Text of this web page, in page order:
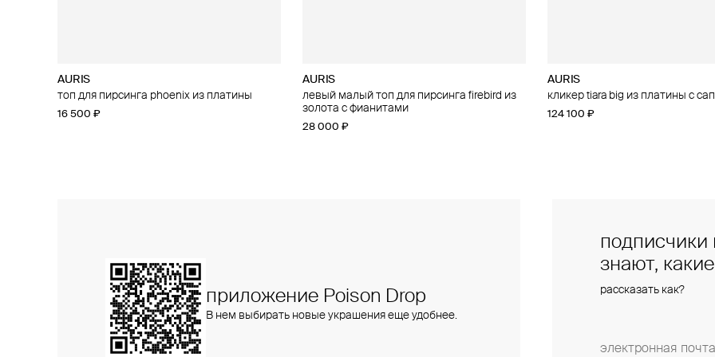
AURIS
топ для пирсинга phoenix из платины
16 500 ₽
AURIS
левый малый топ для пирсинга firebird из
золота с фианитами
28 000 ₽
AURIS
кликер tiara big из платины с
124 100 ₽
AURIS
большой топ для пирсинга threeleaf из
золота с бриллиантами
AURIS
малый топ для пирсинга phoenix из золота
15 400 ₽
AURIS
правый малый топ для
золота с фианитами
подписчики
знают,
рассказать как?
приложение Poison Drop
В нем выбирать новые украшения еще удобнее.